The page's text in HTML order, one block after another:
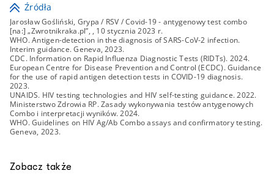
Źródła
Jarosław Gośliński, Grypa / RSV / Covid-19 - antygenowy test combo
[na:] „Zwrotnikraka.pl”, , 10 stycznia 2023 r.
WHO. Antigen-detection in the diagnosis of SARS-CoV-2 infection.
Interim guidance. Geneva, 2023.
CDC. Information on Rapid Influenza Diagnostic Tests (RIDTs). 2024.
European Centre for Disease Prevention and Control (ECDC). Guidance
for the use of rapid antigen detection tests in COVID-19 diagnosis.
2023.
UNAIDS. HIV testing technologies and HIV self-testing guidance. 2022.
Ministerstwo Zdrowia RP. Zasady wykonywania testów antygenowych
Combo i interpretacji wyników. 2024.
WHO. Guidelines on HIV Ag/Ab Combo assays and confirmatory testing.
Geneva, 2023.
Zobacz także